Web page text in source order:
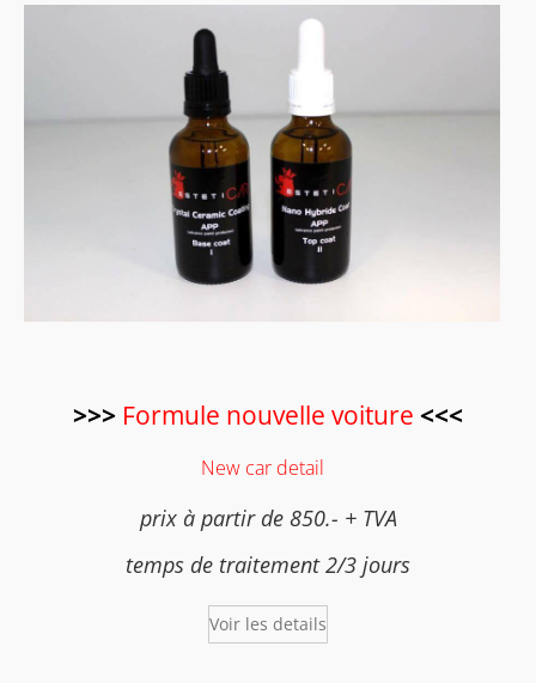
>>> Formule nouvelle voiture <<<
New car detail
prix à partir de 850.- + TVA
temps de traitement 2/3 jours
Voir les details